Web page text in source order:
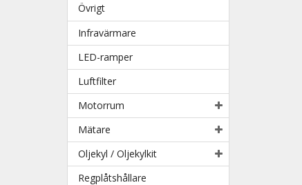
Övrigt
Infravärmare
LED-ramper
Luftfilter
Motorrum
Mätare
Oljekyl / Oljekylkit
Regplåtshållare